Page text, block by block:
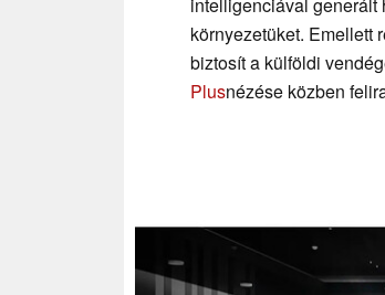
környezetüket. Emellett
biztosít a külföldi
Plusnézése közben